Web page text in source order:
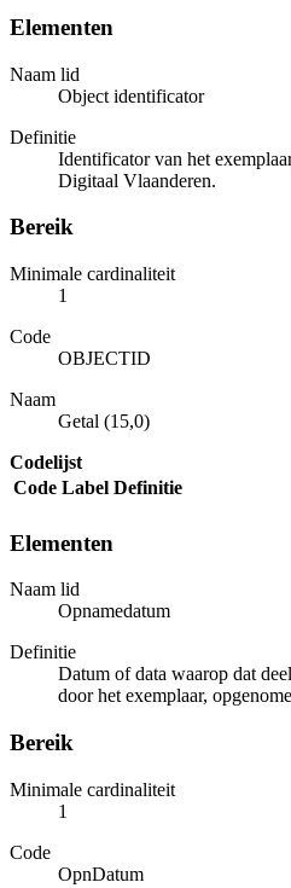
Elementen
Naam lid
Object identificator
Definitie
Identificator van het
Digitaal Vlaanderen.
Bereik
Minimale cardinaliteit
1
Code
OBJECTID
Naam
Getal (15,0)
Codelijst
Code Label Definitie
Elementen
Naam lid
Opnamedatum
Definitie
Datum of data waarop dat
door het exemplaar,
Bereik
Minimale cardinaliteit
1
Code
OpnDatum